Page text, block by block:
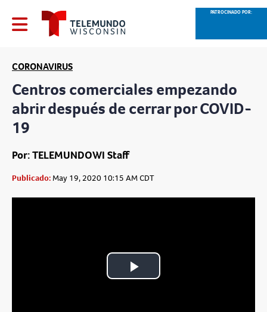
PATROCINADO POR:
CORONAVIRUS
Centros comerciales empezando
abrir después de cerrar por COVID-
19
Por: TELEMUNDOWI Staff
Publicado: May 19, 2020 10:15 AM CDT
Play